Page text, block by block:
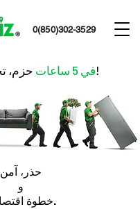
0(850)302-3529
في 5 ساعاتحزم، تحرك، استقر!
حذر، آمن
و
خطوة اقتصادية.